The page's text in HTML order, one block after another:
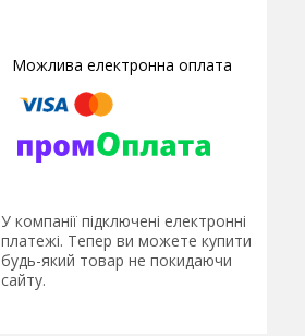
У компанії підключені електронні
платежі. Тепер ви можете купити
будь-який товар не покидаючи
сайту.